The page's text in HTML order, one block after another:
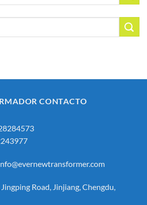
CONTACTO
Road, Jinjiang, Chengdu,